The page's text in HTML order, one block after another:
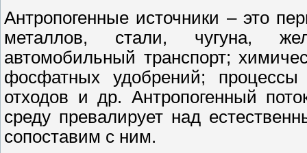
Антропогенные источники – это
металлов, стали, чугуна,
автомобильный транспорт;
фосфатных удобрений;
отходов и др. Антропогенный
среду превалирует над
сопоставим с ним.